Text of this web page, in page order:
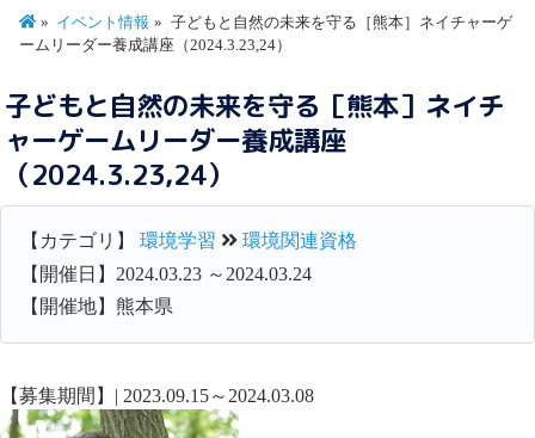
イベント情報
子どもと自然の未来を守る［熊本］ネイチャーゲ
ームリーダー養成講座（2024.3.23,24）
子どもと自然の未来を守る［熊本］ネイチ
ャーゲームリーダー養成講座
（2024.3.23,24）
【カテゴリ】 環境学習
環境関連資格
【開催日】2024.03.23 ～2024.03.24
【開催地】熊本県
【募集期間】| 2023.09.15～2024.03.08